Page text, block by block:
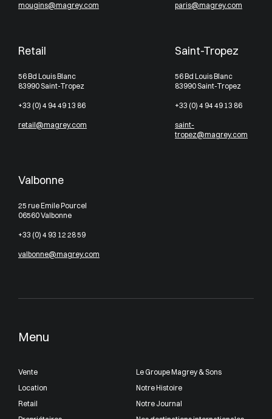
Menu
Vente
Location
Retail
Le Groupe Magrey & Sons
Notre Histoire
Notre Journal
mougins@magrey.com paris@magrey.com
Retail
56 Bd Louis Blanc
83990 Saint-Tropez
+33 (0) 4 94 49 13 86
retail@magrey.com
Saint-Tropez
56 Bd Louis Blanc
83990 Saint-Tropez
+33 (0) 4 94 49 13 86
saint-
tropez@magrey.com
Valbonne
25 rue Emile Pourcel
06560 Valbonne
+33 (0) 4 93 12 28 59
valbonne@magrey.com